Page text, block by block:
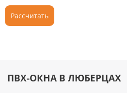
Рассчитать
ПВХ-ОКНА В ЛЮБЕРЦАХ